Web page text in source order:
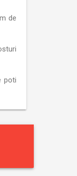
de
poti